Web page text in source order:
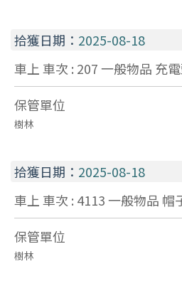
拾獲日期： 2025-08-18
車上 車次 : 207一般物品 充
保管單位
樹林
拾獲日期： 2025-08-18
車上 車次 : 4113一般物品 帽
保管單位
樹林